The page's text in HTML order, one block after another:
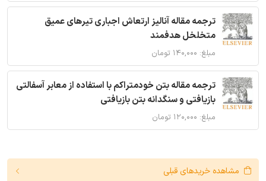
ترجمه مقاله آنالیز ارتعاش اجباری تیرهای عمیق
متخلخل هدفمند
مبلغ: ۱۴۰,۰۰۰ تومان
ترجمه مقاله بتن خودمتراکم با استفاده از معابر آسفالتی
بازیافتی و سنگدانه بتن بازیافتی
مبلغ: ۱۲۰,۰۰۰ تومان
مشاهده خریدهای قبلی